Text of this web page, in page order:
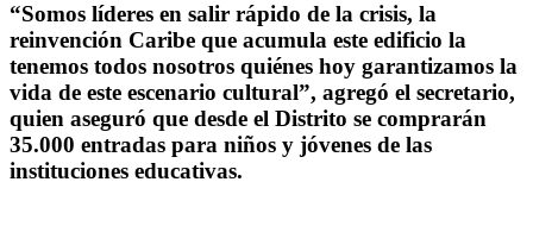
“Somos líderes en salir rápido de la crisis, la
reinvención Caribe que acumula este edificio la
tenemos todos nosotros quiénes hoy garantizamos la
vida de este escenario cultural”, agregó el secretario,
quien aseguró que desde el Distrito se comprarán
35.000 entradas para niños y jóvenes de las
instituciones educativas.